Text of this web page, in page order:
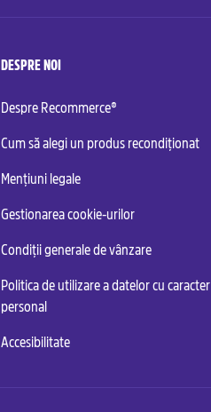
DESPRE NOI
Despre Recommerce®
Cum să alegi un produs recondiționat
Mențiuni legale
Gestionarea cookie-urilor
Condiții generale de vânzare
Politica de utilizare a datelor cu caracter
personal
Accesibilitate